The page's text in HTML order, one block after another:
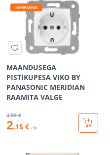
KAMPAANIA
MAANDUSEGA
PISTIKUPESA VIKO BY
PANASONIC MERIDIAN
RAAMITA VALGE
3.59 €
2.15 € / tk